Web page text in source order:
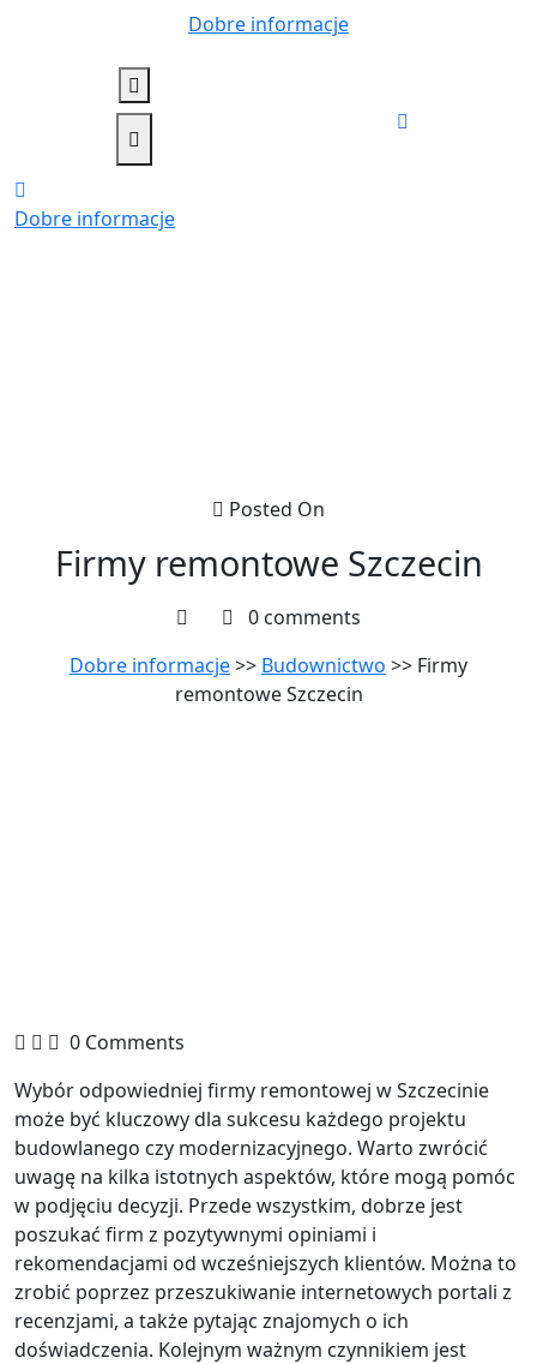
Dobre informacje
Dobre informacje
Posted On
Firmy remontowe Szczecin
0 comments
Dobre informacje>> Budownictwo >> Firmy
remontowe Szczecin
0 Comments
Wybór odpowiedniej firmy remontowej w Szczecinie
może być kluczowy dla sukcesu każdego projektu
budowlanego czy modernizacyjnego. Warto zwrócić
uwagę na kilka istotnych aspektów, które mogą pomóc
w podjęciu decyzji. Przede wszystkim, dobrze jest
poszukać firm z pozytywnymi opiniami i
rekomendacjami od wcześniejszych klientów. Można to
zrobić poprzez przeszukiwanie internetowych portali z
recenzjami, a także pytając znajomych o ich
doświadczenia. Kolejnym ważnym czynnikiem jest